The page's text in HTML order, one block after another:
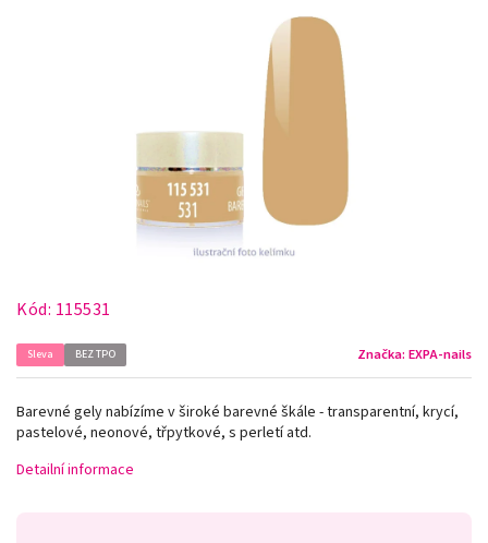
Kód: 115531
Sleva BEZ TPO Značka: EXPA-nails
Barevné gely nabízíme v široké barevné škále - transparentní, krycí,
pastelové, neonové, třpytkové, s perletí atd.
Detailní informace